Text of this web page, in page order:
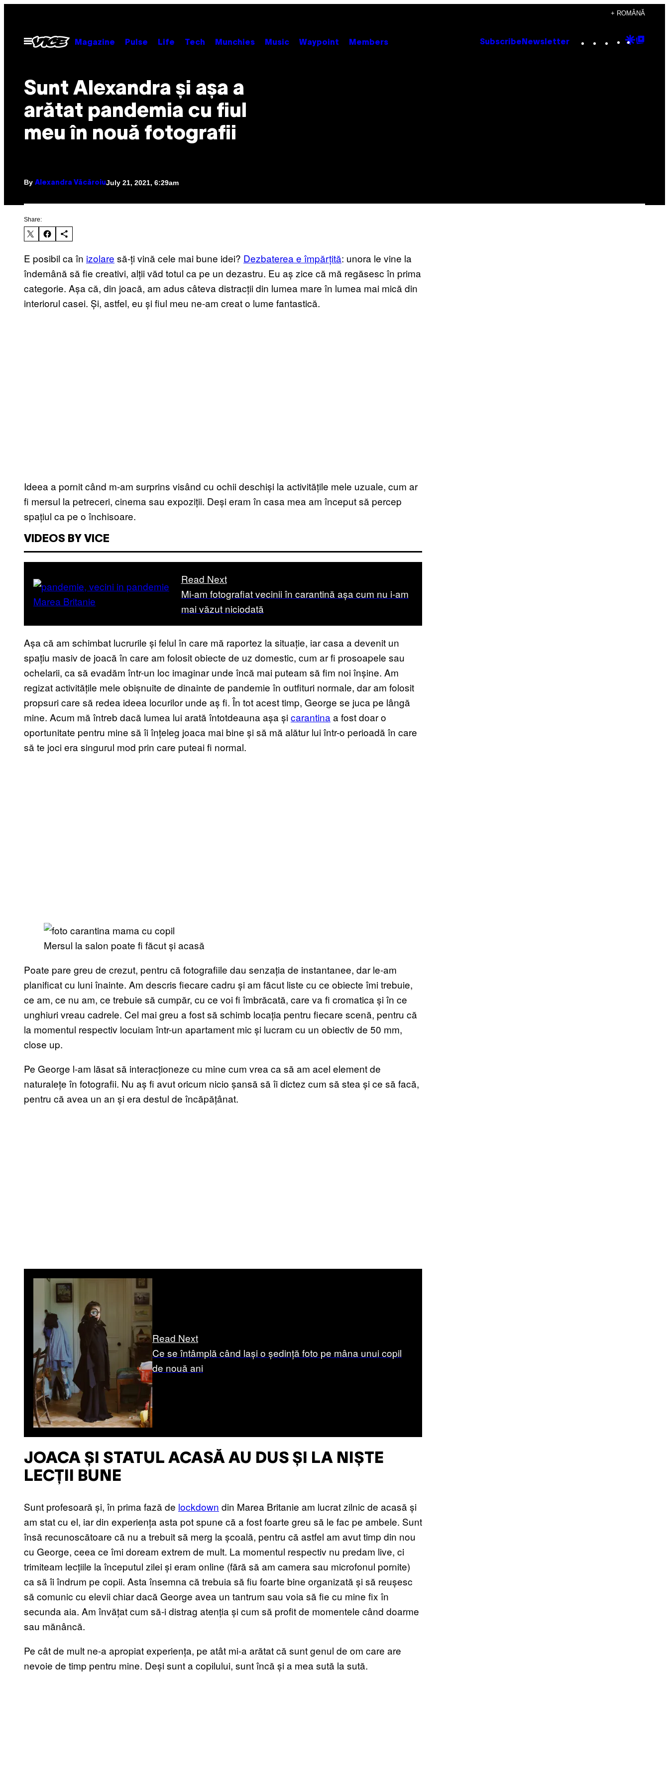
content
+ ROMÂNĂ
Open
Menu
Magazine Pulse Life Tech Munchies Music Waypoint Members Subscribe Newsletter Instagram
TikTok
YouTube
Google
Sunt Alexandra și așa a
arătat pandemia cu fiul
meu în nouă fotografii
By Alexandra Văcăroiu July 21, 2021, 6:29am
Share:
E posibil ca în izolare să-ți vină cele mai bune idei? Dezbaterea e împărțită: unora le vine la
îndemână să fie creativi, alții văd totul ca pe un dezastru. Eu aș zice că mă regăsesc în prima
categorie. Așa că, din joacă, am adus câteva distracții din lumea mare în lumea mai mică din
interiorul casei. Și, astfel, eu și fiul meu ne-am creat o lume fantastică.
Ideea a pornit când m-am surprins visând cu ochii deschiși la activitățile mele uzuale, cum ar
fi mersul la petreceri, cinema sau expoziții. Deși eram în casa mea am început să percep
spațiul ca pe o închisoare.
VIDEOS BY VICE
Read Next
Mi-am fotografiat vecinii în carantină așa cum nu i-am
mai văzut niciodată
Așa că am schimbat lucrurile și felul în care mă raportez la situație, iar casa a devenit un
spațiu masiv de joacă în care am folosit obiecte de uz domestic, cum ar fi prosoapele sau
ochelarii, ca să evadăm într-un loc imaginar unde încă mai puteam să fim noi înșine. Am
regizat activitățile mele obișnuite de dinainte de pandemie în outfituri normale, dar am folosit
propsuri care să redea ideea locurilor unde aș fi. În tot acest timp, George se juca pe lângă
mine. Acum mă întreb dacă lumea lui arată întotdeauna așa șicarantina a fost doar o
oportunitate pentru mine să îi înțeleg joaca mai bine și să mă alătur lui într-o perioadă în care
să te joci era singurul mod prin care puteai fi normal.
Mersul la salon poate fi făcut și acasă
Poate pare greu de crezut, pentru că fotografiile dau senzația de instantanee, dar le-am
planificat cu luni înainte. Am descris fiecare cadru și am făcut liste cu ce obiecte îmi trebuie,
ce am, ce nu am, ce trebuie să cumpăr, cu ce voi fi îmbrăcată, care va fi cromatica și în ce
unghiuri vreau cadrele. Cel mai greu a fost să schimb locația pentru fiecare scenă, pentru că
la momentul respectiv locuiam într-un apartament mic și lucram cu un obiectiv de 50 mm,
close up.
Pe George l-am lăsat să interacționeze cu mine cum vrea ca să am acel element de
naturalețe în fotografii. Nu aș fi avut oricum nicio șansă să îi dictez cum să stea și ce să facă,
pentru că avea un an și era destul de încăpățânat.
Read Next
Ce se întâmplă când lași o ședință foto pe mâna unui copil
de nouă ani
JOACA ȘI STATUL ACASĂ AU DUS ȘI LA NIȘTE
LECȚII BUNE
Sunt profesoară și, în prima fază de lockdown din Marea Britanie am lucrat zilnic de acasă și
am stat cu el, iar din experiența asta pot spune că a fost foarte greu să le fac pe ambele. Sunt
însă recunoscătoare că nu a trebuit să merg la școală, pentru că astfel am avut timp din nou
cu George, ceea ce îmi doream extrem de mult. La momentul respectiv nu predam live, ci
trimiteam lecțiile la începutul zilei și eram online (fără să am camera sau microfonul pornite)
ca să îi îndrum pe copii. Asta însemna că trebuia să fiu foarte bine organizată și să reușesc
să comunic cu elevii chiar dacă George avea un tantrum sau voia să fie cu mine fix în
secunda aia. Am învățat cum să-i distrag atenția și cum să profit de momentele când doarme
sau mănâncă.
Pe cât de mult ne-a apropiat experiența, pe atât mi-a arătat că sunt genul de om care are
nevoie de timp pentru mine. Deși sunt a copilului, sunt încă și a mea sută la sută.